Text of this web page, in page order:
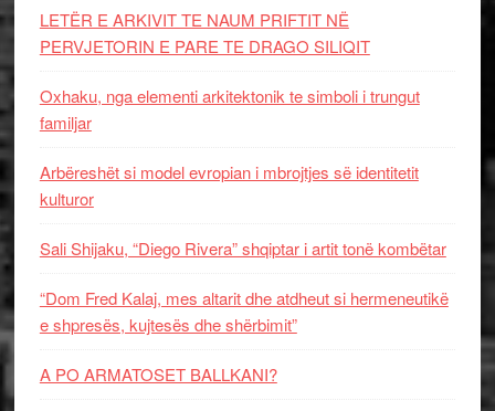
LETËR E ARKIVIT TE NAUM PRIFTIT NË
PERVJETORIN E PARE TE DRAGO SILIQIT
Oxhaku, nga elementi arkitektonik te simboli i trungut
familjar
Arbëreshët si model evropian i mbrojtjes së identitetit
kulturor
Sali Shijaku, “Diego Rivera” shqiptar i artit tonë kombëtar
“Dom Fred Kalaj, mes altarit dhe atdheut si hermeneutikë
e shpresës, kujtesës dhe shërbimit”
A PO ARMATOSET BALLKANI?